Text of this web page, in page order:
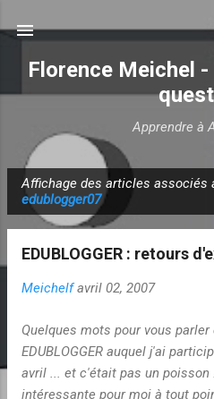
Florence Meichel
Apprendre à
r
Affichage des articles associés
edublogger07
EDUBLOGGER : retours
Meichelf avril 02, 2007
Quelques mots pour vous
EDUBLOGGER auquel j'ai
avril ... et c'était pas un poisson
intéressante pour moi à tout